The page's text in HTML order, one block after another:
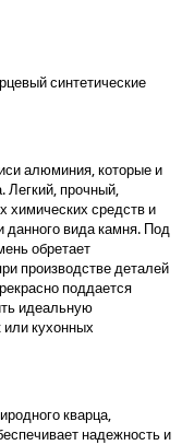
синтетические
алюминия, которые и
Легкий, прочный,
химических средств и
данного вида камня. Под
обретает
производстве деталей
поддается
идеальную
или кухонных
кварца,
надежность и